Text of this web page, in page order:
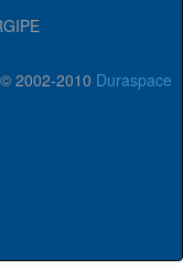
2002-2010 Duraspace